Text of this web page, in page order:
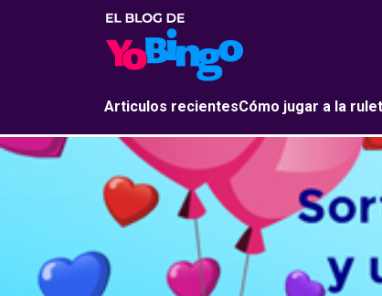
Articulos recientesCómo jugar a la